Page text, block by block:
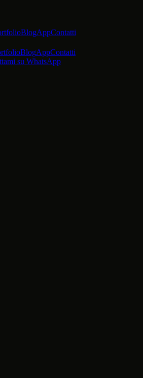
BlogAppContatti
BlogAppContatti
su WhatsApp